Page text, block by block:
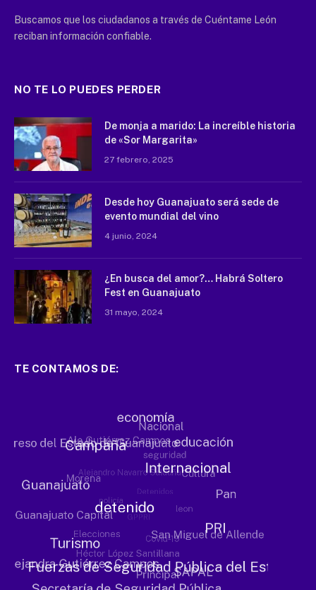
Buscamos que los ciudadanos a través de Cuéntame León
reciban información confiable.
NO TE LO PUEDES PERDER
De monja a marido: La increíble historia
de «Sor Margarita»
27 febrero, 2025
Desde hoy Guanajuato será sede de
evento mundial del vino
4 junio, 2024
¿En busca del amor?… Habrá Soltero
Fest en Guanajuato
31 mayo, 2024
TE CONTAMOS DE: